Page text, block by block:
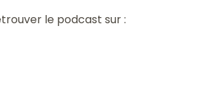
le podcast sur :